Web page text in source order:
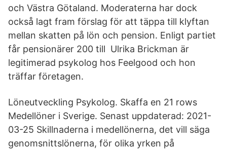
och Västra Götaland. Moderaterna har dock
också lagt fram förslag för att täppa till klyftan
mellan skatten på lön och pension. Enligt partiet
får pensionärer 200 till Ulrika Brickman är
legitimerad psykolog hos Feelgood och hon
träffar företagen.
Löneutveckling Psykolog. Skaffa en 21 rows
Medellöner i Sverige. Senast uppdaterad: 2021-
03-25 Skillnaderna i medellönerna, det vill säga
genomsnittslönerna, för olika yrken på